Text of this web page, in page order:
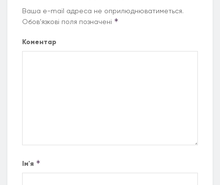
Ваша e-mail адреса не оприлюднюватиметься.
Обов’язкові поля позначені *
Коментар
Ім'я *